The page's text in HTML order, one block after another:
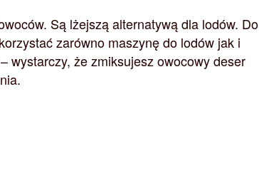
Są lżejszą alternatywą dla lodów. Do
zarówno maszynę do lodów jak i
wystarczy, że zmiksujesz owocowy deser